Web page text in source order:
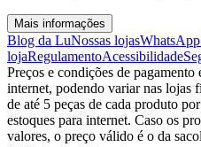
Mais informações
Blog da LuNossas lojas
lojaRegulamentoAcessibilidade
Preços e condições de
internet, podendo variar nas lojas
de até 5 peças de cada produto
estoques para internet. Caso os
valores, o preço válido é o da